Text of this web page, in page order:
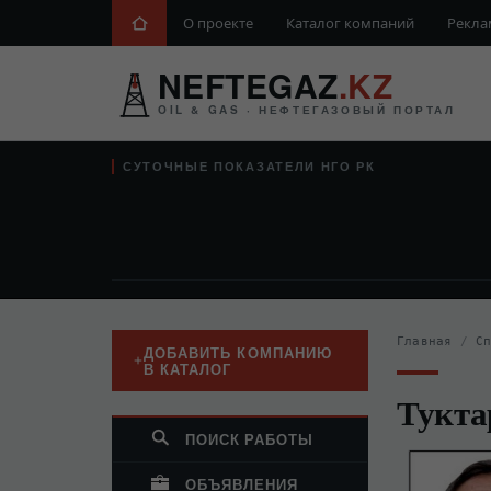
О проекте Каталог компаний
NEFTEGAZ.KZ
OIL & GAS · НЕФТЕГАЗОВЫЙ ПОРТАЛ
СУТОЧНЫЕ ПОКАЗАТЕЛИ НГО РК
ДОБАВИТЬ КОМПАНИЮ
В КАТАЛОГ
ПОИСК РАБОТЫ
ОБЪЯВЛЕНИЯ
Главная /